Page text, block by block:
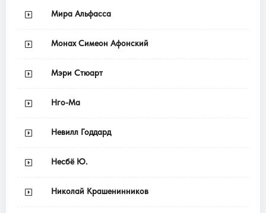
Мира Альфасса
Монах Симеон Афонский
Мэри Стюарт
Нго-Ма
Невилл Годдард
Несбё Ю.
Николай Крашенинников